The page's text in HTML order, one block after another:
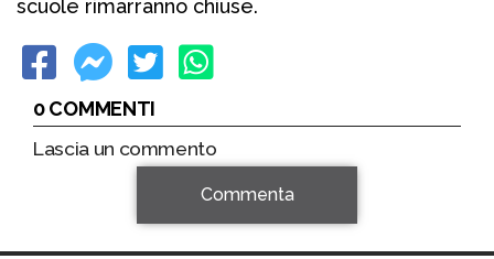
scuole rimarranno chiuse.
0 COMMENTI
Lascia un commento
Commenta